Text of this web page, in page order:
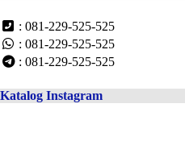
: 081-229-525-525
: 081-229-525-525
: 081-229-525-525
Katalog Instagram